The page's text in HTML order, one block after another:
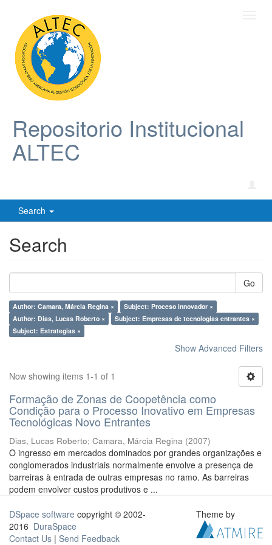
Repositorio Institucional
ALTEC
Search
Search
Go
Author: Camara, Márcia Regina ×
Subject: Proceso innovador ×
Author: Dias, Lucas Roberto ×
Subject: Empresas de tecnologías entrantes ×
Subject: Estrategias ×
Show Advanced Filters
Now showing items 1-1 of 1
Formação de Zonas de Coopetência como
Condição para o Processo Inovativo em Empresas
Tecnológicas Novo Entrantes
Dias, Lucas Roberto; Camara, Márcia Regina (2007)
O ingresso em mercados dominados por grandes organizações e
conglomerados industriais normalmente envolve a presença de
barreiras à entrada de outras empresas no ramo. As barreiras
podem envolver custos produtivos e ...
DSpace software copyright © 2002-
2016 DuraSpace
Contact Us | Send Feedback
Theme by